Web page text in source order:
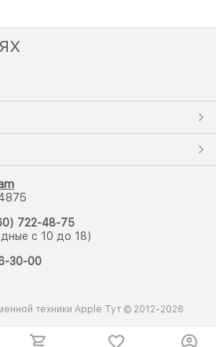
722-48-75
с 10 до 18)
30-00
техники Apple Тут © 2012-2026